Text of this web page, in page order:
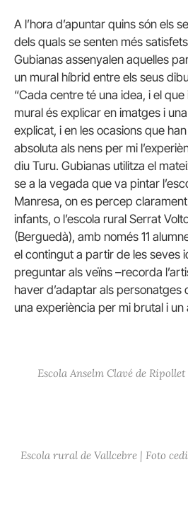
A l’hora d’apuntar quins són els
dels quals se senten més
Gubianas assenyalen aquelles
un mural híbrid entre els seus
“Cada centre té una idea, i el
mural és explicar en imatges i
explicat, i en les ocasions que
absoluta als nens per mi
diu Turu. Gubianas utilitza el
se a la vegada que va pintar
Manresa, on es percep
infants, o l’escola rural Serrat
(Berguedà), amb només 11
el contingut a partir de les seves
preguntar als veïns –recorda
haver d’adaptar als personatges
una experiència per mi brutal i un
Escola Anselm Clavé de
Escola rural de Vallcebre | Foto